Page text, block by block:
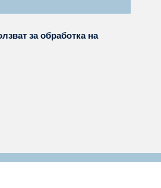
за обработка на